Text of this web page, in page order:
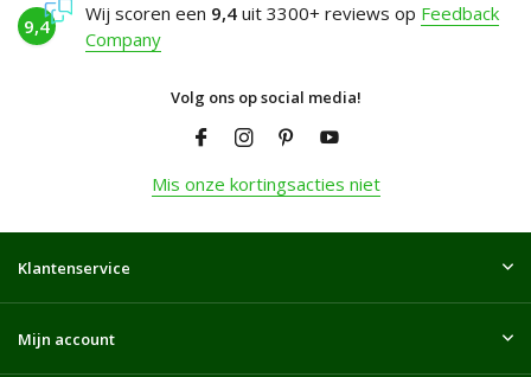
9,4
Wij scoren een 9,4 uit 3300+ reviews op Feedback
Company
Volg ons op social media!
Mis onze kortingsacties niet
Klantenservice
Mijn account